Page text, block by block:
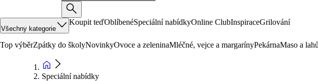
Všechny kategorie
Koupit teďOblíbenéSpeciální nabídkyOnline ClubInspiraceGrilování
Top výběrZpátky do školyNovinkyOvoce a zeleninaMléčné, vejce a margarínyPekárnaMaso a
Speciální nabídky